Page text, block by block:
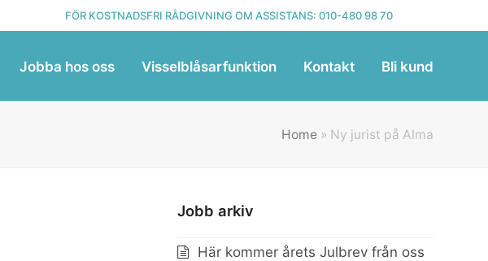
FÖR KOSTNADSFRI RÅDGIVNING OM ASSISTANS: 010-480 98 70
Jobba hos oss Visselblåsarfunktion Kontakt Bli kund
Home» Ny jurist på Alma
Jobb arkiv
Här kommer årets Julbrev från oss